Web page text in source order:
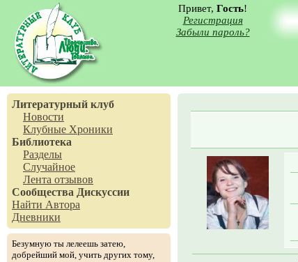
Привет, Гость!
Регистрация
Забыли пароль?
Литературный клуб
Новости
Клубные Хроники
Библиотека
Разделы
Случайное
Лента отзывов
Сообщества Дискуссии
Найти Автора
Дневники
Безумную ты лелеешь затею,
добрейший мой, учить других тому,